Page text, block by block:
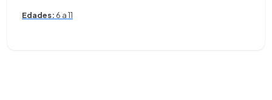
Edades: 6 a 11